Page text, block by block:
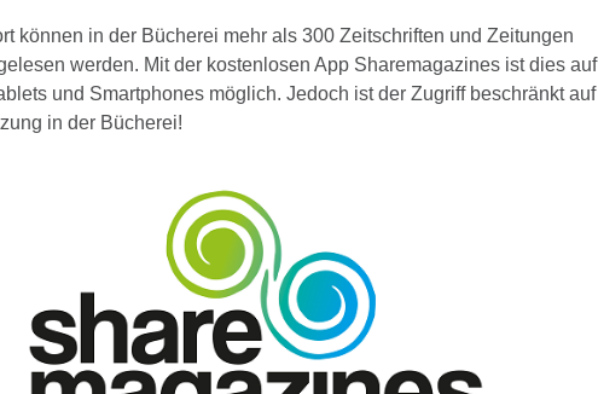
können in der Bücherei mehr als 300 Zeitschriften und Zeitungen
werden. Mit der kostenlosen App Sharemagazines ist dies auf
und Smartphones möglich. Jedoch ist der Zugriff beschränkt auf
in der Bücherei!